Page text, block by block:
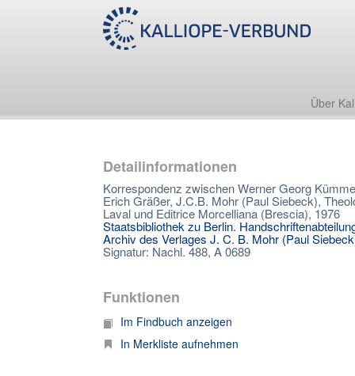
Über
Detailinformationen
Korrespondenz zwischen Werner Georg
Erich Gräßer, J.C.B. Mohr (Paul Siebeck),
Laval und Editrice Morcelliana (Brescia), 1976
Staatsbibliothek zu Berlin.
Archiv des Verlages J. C. B. Mohr (Paul
Signatur: Nachl. 488, A 0689
Funktionen
Im Findbuch anzeigen
In Merkliste aufnehmen